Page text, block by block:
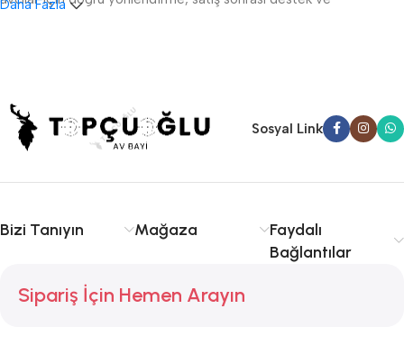
sunuyoruz. Avcılıkta kalite, güvenlik ve deneyim için Topçuoğlu
Av sizinle!
Daha Fazla
Sosyal Link
Bizi Tanıyın Mağaza
Faydalı
Bağlantılar
Sipariş İçin Hemen Arayın